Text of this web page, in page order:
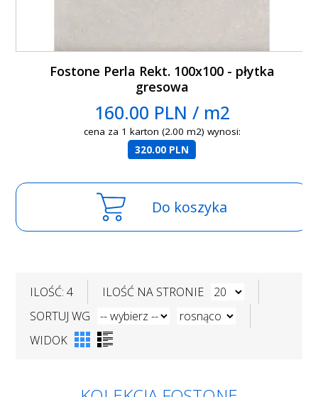
Fostone Perla Rekt. 100x100 - płytka
gresowa
160.00 PLN / m2
cena za 1 karton (2.00 m2) wynosi:
320.00 PLN
Do koszyka
ILOŚĆ: 4
ILOŚĆ NA STRONIE
SORTUJ WG
WIDOK